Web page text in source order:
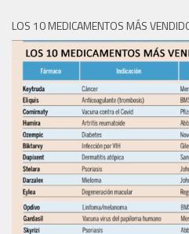
LOS 10 MEDICAMENTOS MÁS